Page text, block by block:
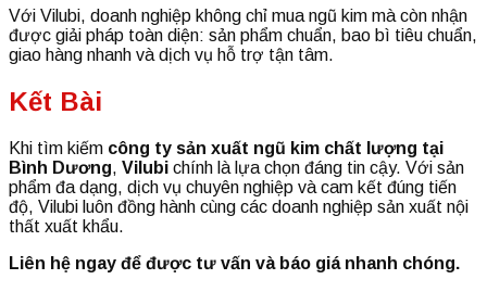
Với Vilubi, doanh nghiệp không chỉ mua ngũ kim mà còn nhận
được giải pháp toàn diện: sản phẩm chuẩn, bao bì tiêu chuẩn,
giao hàng nhanh và dịch vụ hỗ trợ tận tâm.
Kết Bài
Khi tìm kiếm công ty sản xuất ngũ kim chất lượng tại
Bình Dương, Vilubi chính là lựa chọn đáng tin cậy. Với sản
phẩm đa dạng, dịch vụ chuyên nghiệp và cam kết đúng tiến
độ, Vilubi luôn đồng hành cùng các doanh nghiệp sản xuất nội
thất xuất khẩu.
Liên hệ ngay để được tư vấn và báo giá nhanh chóng.